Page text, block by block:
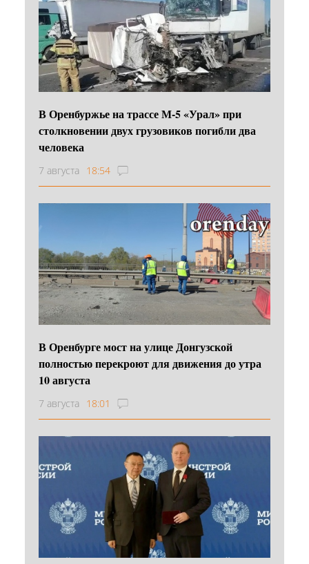
В Оренбуржье на трассе М-5 «Урал» при
столкновении двух грузовиков погибли два
человека
7 августа 18:54
В Оренбурге мост на улице Донгузской
полностью перекроют для движения до утра
10 августа
7 августа 18:01